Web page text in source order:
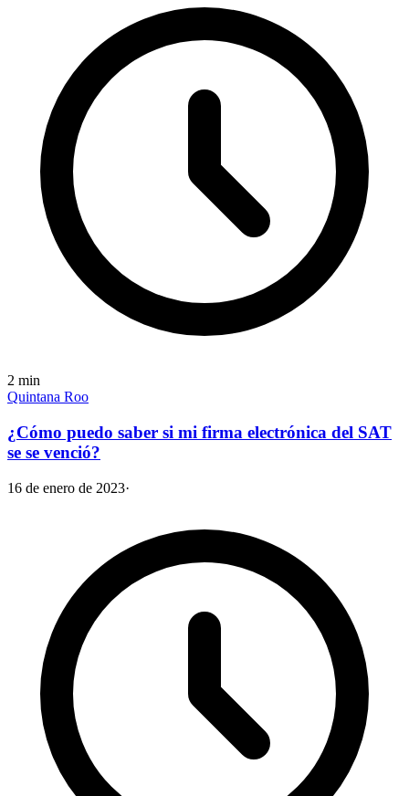
2 min
Quintana Roo
¿Cómo puedo saber si mi firma electrónica del SAT
se se venció?
16 de enero de 2023·